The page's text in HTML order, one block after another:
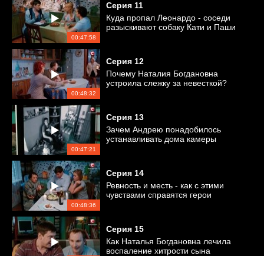
00:47:58
Серия 11
Куда пропал Леонардо - соседи
разыскивают собаку Кати и Паши
00:48:32
Серия 12
Почему Наталия Богдановна
устроила слежку за невесткой?
00:47:21
Серия 13
Зачем Андрею понадобилось
устанавливать дома камеры
00:48:36
Серия 14
Ревность и месть - как с этими
чувствами справятся герои
Серия 15
Как Наталья Богдановна лечила
воспаление хитрости сына